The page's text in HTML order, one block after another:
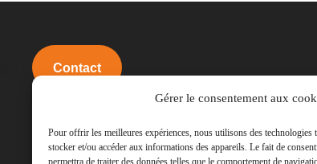
Gérer le consentement aux
Pour offrir les meilleures expériences, nous utilisons des technologies
stocker et/ou accéder aux informations des appareils. Le fait de
permettra de traiter des données telles que le comportement de
Contact